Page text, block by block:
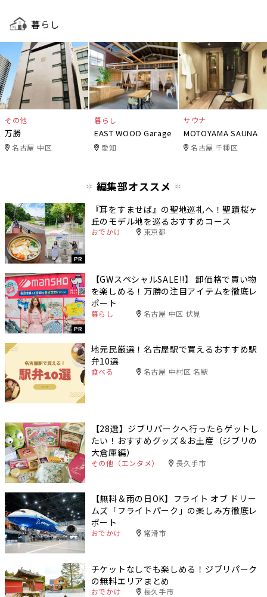
暮らし
その他
万勝
名古屋 中区
暮らし
EAST WOOD Garage
愛知
サウナ
MOTOYAMA SAUNA
名古屋 千種区
編集部オススメ
PR
『耳をすませば』の聖地巡礼へ！聖蹟桜ヶ
丘のモデル地を巡るおすすめコース
おでかけ 東京都
PR
【GWスペシャルSALE‼︎】 卸価格で買い物
を楽しめる！万勝の注目アイテムを徹底レ
ポート
暮らし 名古屋 中区 伏見
地元民厳選！名古屋駅で買えるおすすめ駅
弁10選
食べる 名古屋 中村区 名駅
【28選】ジブリパークへ行ったらゲットし
たい！おすすめグッズ＆お土産（ジブリの
大倉庫編）
その他（エンタメ） 長久手市
【無料＆雨の日OK】フライト オブ ドリー
ムズ「フライトパーク」の楽しみ方徹底レ
ポート
おでかけ 常滑市
チケットなしでも楽しめる！ジブリパーク
の無料エリアまとめ
おでかけ 長久手市